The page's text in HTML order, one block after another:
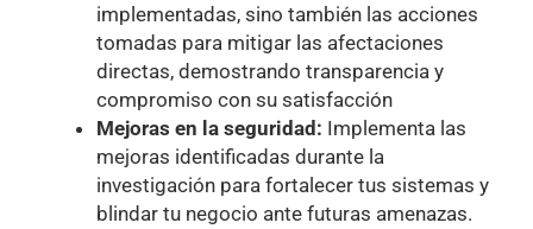
implementadas, sino también las acciones
tomadas para mitigar las afectaciones
directas, demostrando transparencia y
compromiso con su satisfacción
Mejoras en la seguridad: Implementa las
mejoras identificadas durante la
investigación para fortalecer tus sistemas y
blindar tu negocio ante futuras amenazas.